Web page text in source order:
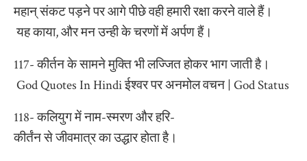
महान् संकट पड़ने पर आगे पीछे वही हमारी रक्षा करने वाले हैं।
यह काया, और मन उन्ही के चरणों में अर्पण हैं।
117- कीर्तन के सामने मुक्ति भी लज्जित होकर भाग जाती है।
God Quotes In Hindi ईश्वर पर अनमोल वचन | God Status
118- कलियुग में नाम-स्मरण और हरि-
कीर्तंन से जीवमात्र का उद्धार होता है।